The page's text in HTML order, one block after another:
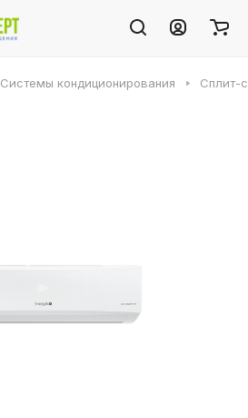
Системы кондиционирования Сплит-